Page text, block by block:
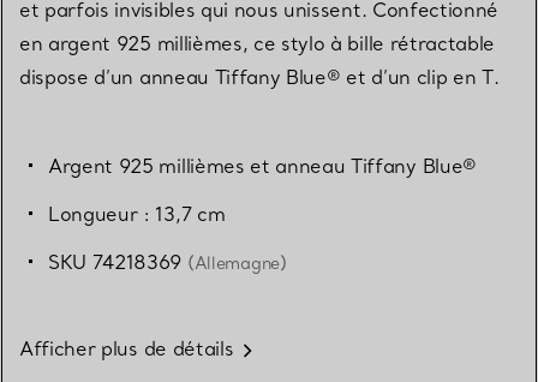
et parfois invisibles qui nous unissent. Confectionné
en argent 925 millièmes, ce stylo à bille rétractable
dispose d’un anneau Tiffany Blue® et d’un clip en T.
Argent 925 millièmes et anneau Tiffany Blue®
Longueur : 13,7 cm
SKU 74218369 (Allemagne)
Afficher plus de détails